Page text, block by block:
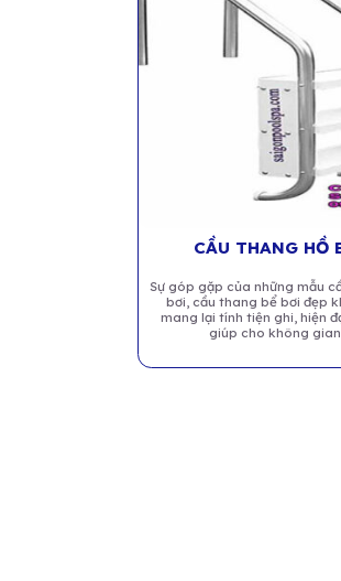
CẦU THANG HỒ
Sự góp gặp của những mẫu
bơi, cầu thang bể bơi đẹp
mang lại tính tiện ghi, hiện
giúp cho không